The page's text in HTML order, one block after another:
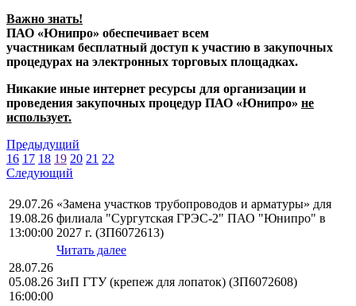
Важно знать!
ПАО «Юнипро» обеспечивает всем
участникам бесплатный доступ к участию в закупочных
процедурах на электронных торговых площадках.
Никакие иные интернет ресурсы для организации и
проведения закупочных процедур ПАО «Юнипро» не
использует.
Предыдущий
16 17 18 19 20 21 22
Следующий
29.07.26
19.08.26
13:00:00
«Замена участков трубопроводов и арматуры» для
филиала "Сургутская ГРЭС-2" ПАО "Юнипро" в
2027 г. (ЗП6072613)
Читать далее
28.07.26
05.08.26
16:00:00
ЗиП ГТУ (крепеж для лопаток) (ЗП6072608)